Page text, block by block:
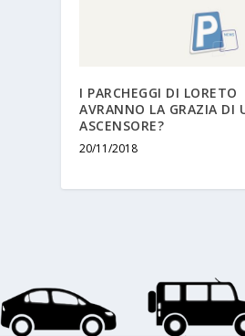
I PARCHEGGI DI LORETO
AVRANNO LA GRAZIA DI
ASCENSORE?
20/11/2018